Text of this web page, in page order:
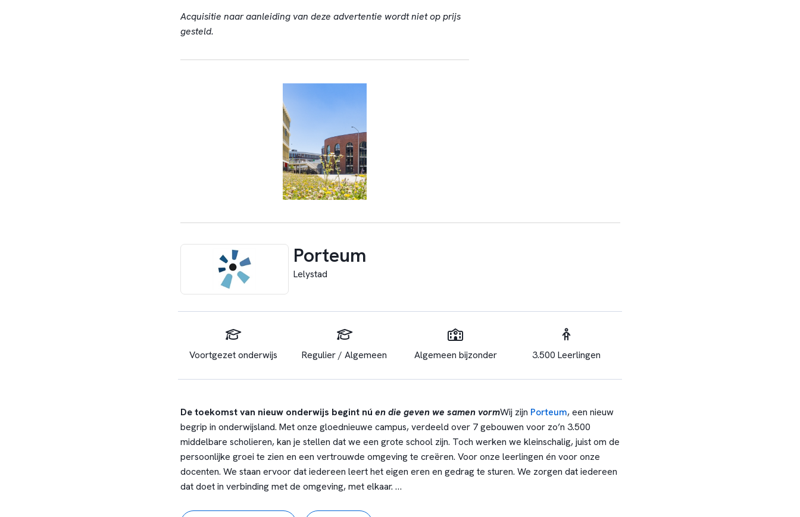
Acquisitie naar aanleiding van deze advertentie wordt niet op prijs
gesteld.
Porteum
Lelystad
Voortgezet onderwijs Regulier / Algemeen Algemeen bijzonder 3.500 Leerlingen
De toekomst van nieuw onderwijs begint nú en die geven we samen vormWij zijn Porteum, een nieuw
begrip in onderwijsland. Met onze gloednieuwe campus, verdeeld over 7 gebouwen voor zo’n 3.500
middelbare scholieren, kan je stellen dat we een grote school zijn. Toch werken we kleinschalig, juist om de
persoonlijke groei te zien en een vertrouwde omgeving te creëren. Voor onze leerlingen én voor onze
docenten. We staan ervoor dat iedereen leert het eigen eren en gedrag te sturen. We zorgen dat iedereen
dat doet in verbinding met de omgeving, met elkaar.